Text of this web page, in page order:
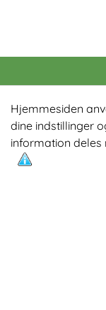
Hjemmesiden
dine indstillinger
information
Populære
Odin R900
Odin S900